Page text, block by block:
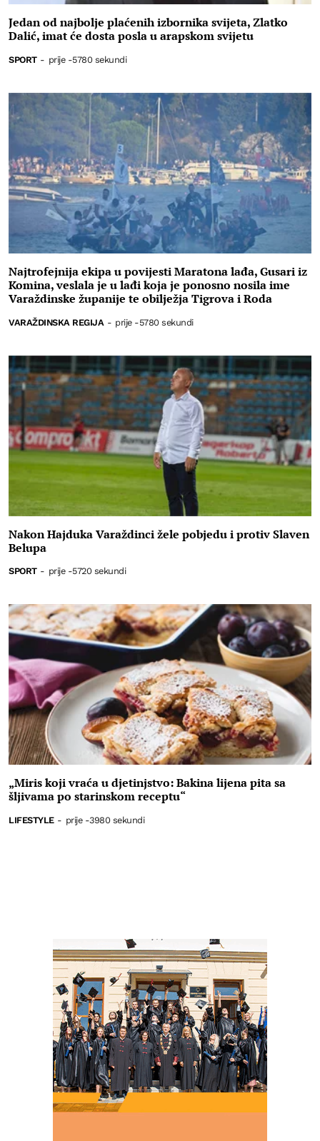
Jedan od najbolje plaćenih izbornika svijeta, Zlatko
Dalić, imat će dosta posla u arapskom svijetu
SPORT - prije -5780 sekundi
Najtrofejnija ekipa u povijesti Maratona lađa, Gusari iz
Komina, veslala je u lađi koja je ponosno nosila ime
Varaždinske županije te obilježja Tigrova i Roda
VARAŽDINSKA REGIJA - prije -5780 sekundi
Nakon Hajduka Varaždinci žele pobjedu i protiv Slaven
Belupa
SPORT - prije -5720 sekundi
„Miris koji vraća u djetinjstvo: Bakina lijena pita sa
šljivama po starinskom receptu“
LIFESTYLE - prije -3980 sekundi